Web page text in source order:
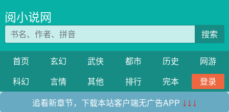
阅小说网
搜索
首页 玄幻 武侠 都市 历史
网游
科幻
言情 其他 排行 完本
登录
追看新章节，下载本站客户端无广告APP ↓↓↓